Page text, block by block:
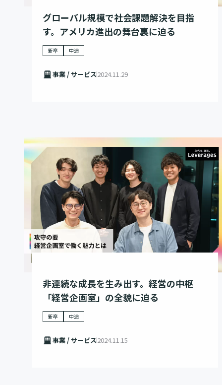
グローバル規模で社会課題解決を目指
す。アメリカ進出の舞台裏に迫る
新卒 中途
事業 / サービス2024.11.29
非連続な成長を生み出す。経営の中枢
「経営企画室」の全貌に迫る
新卒 中途
事業 / サービス2024.11.15